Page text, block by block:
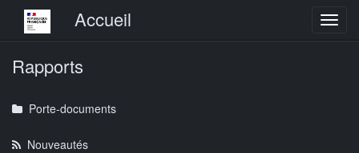
Menu principalAccueil
Rapports
Porte-documents
Nouveautés